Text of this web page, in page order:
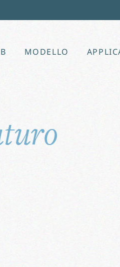
MODELLO